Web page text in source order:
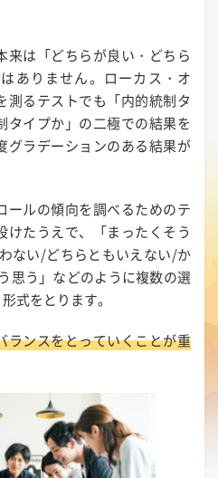
来は「どちらが良い・どちら
ありません。ローカス・オ
測るテストでも「内的統制タ
タイプか」の二極での結果を
グラデーションのある結果が
ールの傾向を調べるためのテ
けたうえで、「まったくそう
ない/どちらともいえない/か
思う」などのように複数の選
式をとります。
ランスをとっていくことが重